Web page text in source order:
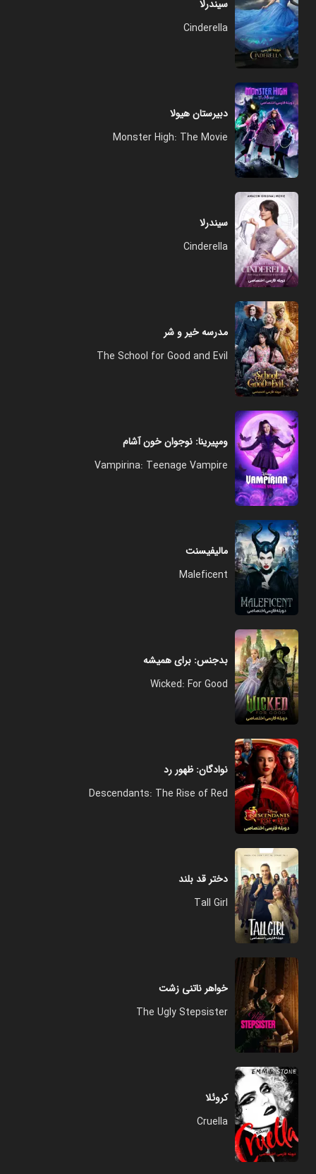
سیندرلا
Cinderella
دبیرستان هیولا
Monster High: The Movie
سیندرلا
Cinderella
مدرسه خیر و شر
The School for Good and Evil
ومپیرینا: نوجوان خون آشام
Vampirina: Teenage Vampire
مالیفیسنت
Maleficent
بدجنس: برای همیشه
Wicked: For Good
نوادگان: ظهور رد
Descendants: The Rise of Red
دختر قد بلند
Tall Girl
خواهر ناتنی زشت
The Ugly Stepsister
کروئلا
Cruella